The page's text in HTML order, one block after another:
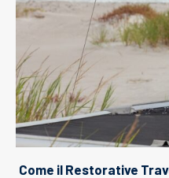
Come il Restorative